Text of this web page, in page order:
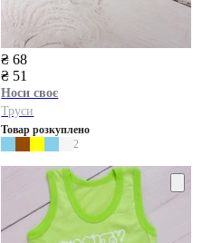
₴ 68
₴ 51
Носи своє
Труси
Товар розкуплено
2